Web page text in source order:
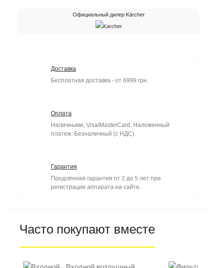
Официальный дилер Kärcher
Доставка
Бесплатная доставка - от 6999 грн.
Оплата
Наличными, Visa/MasterCard, Наложенный
платеж, Безналичный (с НДС).
Гарантия
Продлённая гарантия от 2 до 5 лет при
регистрации аппарата на сайте.
Часто покупают вместе